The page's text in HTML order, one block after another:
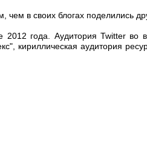
в своих блогах поделились
года. Аудитория Twitter во
кириллическая аудитория